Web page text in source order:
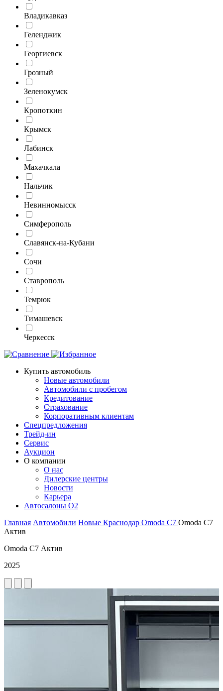
Владикавказ
Геленджик
Георгиевск
Грозный
Зеленокумск
Кропоткин
Крымск
Лабинск
Махачкала
Нальчик
Невинномысск
Симферополь
Славянск-на-Кубани
Сочи
Ставрополь
Темрюк
Тимашевск
Черкесск
Купить автомобиль
Новые автомобили
Автомобили с пробегом
Кредитование
Страхование
Корпоративным клиентам
Спецпредложения
Трейд-ин
Сервис
Аукцион
О компании
О нас
Дилерские центры
Новости
Карьера
Автосалоны O2
Главная Автомобили Новые Краснодар Omoda C7 Omoda C7
Актив
Omoda C7 Актив
2025